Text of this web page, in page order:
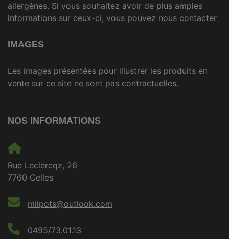
allergènes. Si vous souhaitez avoir de plus amples
informations sur ceux-ci, vous pouvez nous contacter
IMAGES
Les images présentées pour illustrer les produits en
vente sur ce site ne sont pas contractuelles.
NOS INFORMATIONS
Rue Leclercqz, 26
7760 Celles
milpots@outlook.com
0495/73.01.13